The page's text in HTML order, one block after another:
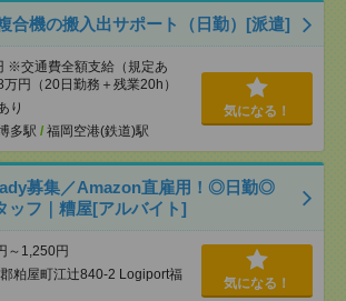
合機の搬入出サポート（日勤）[派遣]
※交通費全額支給（規定あ
円（20日勤務＋残業20h）
り
多駅 / 福岡空港(鉄道)駅
気になる！
募集／Amazon直雇用！◎日勤◎
ッフ｜糟屋[アルバイト]
～1,250円
粕屋町江辻840-2 Logiport福
気になる！